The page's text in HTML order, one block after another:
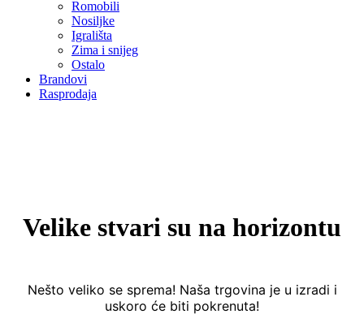
Romobili
Nosiljke
Igrališta
Zima i snijeg
Ostalo
Brandovi
Rasprodaja
Velike stvari su na horizontu
Nešto veliko se sprema! Naša trgovina je u izradi i
uskoro će biti pokrenuta!